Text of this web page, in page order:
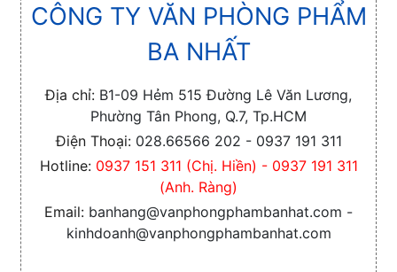
CÔNG TY VĂN PHÒNG PHẨM
BA NHẤT
Địa chỉ: B1-09 Hẻm 515 Đường Lê Văn Lương,
Phường Tân Phong, Q.7, Tp.HCM
Điện Thoại: 028.66566 202 - 0937 191 311
Hotline: 0937 151 311 (Chị. Hiền) - 0937 191 311
(Anh. Ràng)
Email: banhang@vanphongphambanhat.com -
kinhdoanh@vanphongphambanhat.com